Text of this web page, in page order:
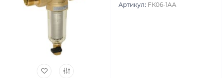
Артикул: FК06-1AA